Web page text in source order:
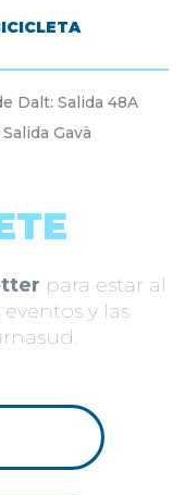
Dalt: Salida 48A
Gavà
para estar al
y las